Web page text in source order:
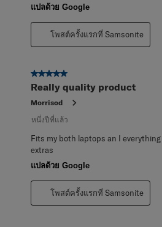
แปลด้วย Google
โพสต์ครั้งแรกที่ Samsonite
5 จาก 5 ดาว
Really quality product
Morrisod
หนึ่งปีที่แล้ว
Fits my both laptops an I
extras
แปลด้วย Google
โพสต์ครั้งแรกที่ Samsonite